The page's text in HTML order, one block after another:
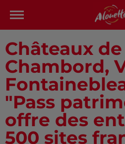
Châteaux de
Chambord,
"Pass
offre des
500 sites